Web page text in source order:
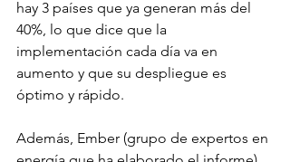
hay 3 países que ya generan más del
40%, lo que dice que la
implementación cada día va en
aumento y que su despliegue es
óptimo y rápido.
Además, Ember (grupo de expertos en